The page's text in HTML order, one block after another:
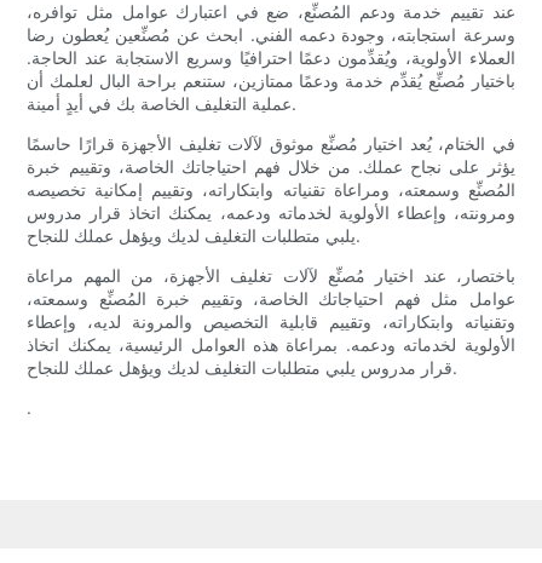
عند تقييم خدمة ودعم المُصنِّع، ضع في اعتبارك عوامل مثل توافره،
وسرعة استجابته، وجودة دعمه الفني. ابحث عن مُصنِّعين يُعطون رضا
العملاء الأولوية، ويُقدِّمون دعمًا احترافيًا وسريع الاستجابة عند الحاجة.
باختيار مُصنِّع يُقدِّم خدمة ودعمًا ممتازين، ستنعم براحة البال لعلمك أن
عملية التغليف الخاصة بك في أيدٍ أمينة.
في الختام، يُعد اختيار مُصنِّع موثوق لآلات تغليف الأجهزة قرارًا حاسمًا
يؤثر على نجاح عملك. من خلال فهم احتياجاتك الخاصة، وتقييم خبرة
المُصنِّع وسمعته، ومراعاة تقنياته وابتكاراته، وتقييم إمكانية تخصيصه
ومرونته، وإعطاء الأولوية لخدماته ودعمه، يمكنك اتخاذ قرار مدروس
يلبي متطلبات التغليف لديك ويؤهل عملك للنجاح.
باختصار، عند اختيار مُصنِّع لآلات تغليف الأجهزة، من المهم مراعاة
عوامل مثل فهم احتياجاتك الخاصة، وتقييم خبرة المُصنِّع وسمعته،
وتقنياته وابتكاراته، وتقييم قابلية التخصيص والمرونة لديه، وإعطاء
الأولوية لخدماته ودعمه. بمراعاة هذه العوامل الرئيسية، يمكنك اتخاذ
قرار مدروس يلبي متطلبات التغليف لديك ويؤهل عملك للنجاح.
.